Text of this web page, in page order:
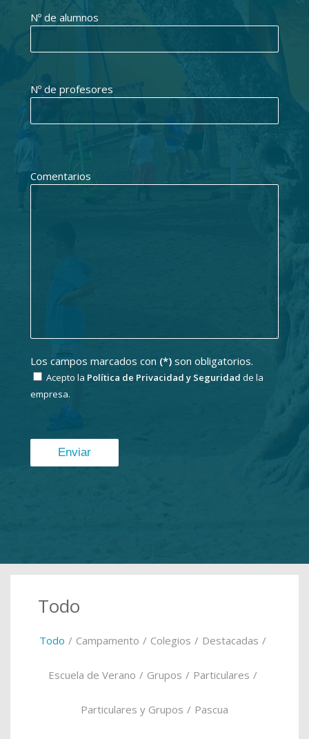
Nº de alumnos
Nº de profesores
Comentarios
Los campos marcados con (*)son obligatorios.
Acepto la Política de Privacidad y Seguridad de la
empresa.
Todo
Todo / Campamento / Colegios / Destacadas /
Escuela de Verano / Grupos / Particulares /
Particulares y Grupos / Pascua